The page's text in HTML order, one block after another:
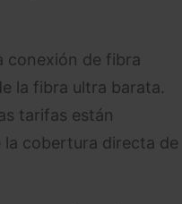
conexión de fibra
la fibra ultra barata.
tarifas están
la cobertura directa de